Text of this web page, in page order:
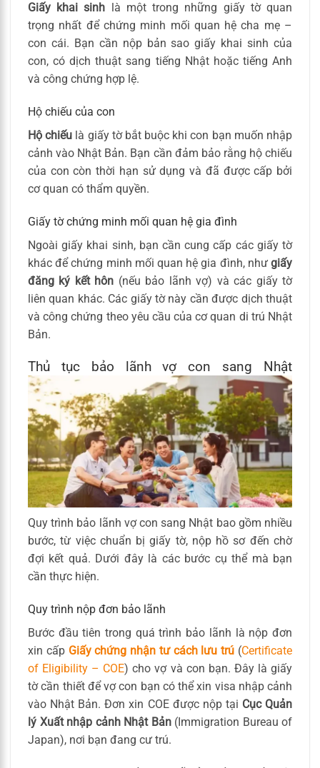
Giấy khai sinh là một trong những giấy tờ quan
trọng nhất để chứng minh mối quan hệ cha mẹ –
con cái. Bạn cần nộp bản sao giấy khai sinh của
con, có dịch thuật sang tiếng Nhật hoặc tiếng Anh
và công chứng hợp lệ.
Hộ chiếu của con
Hộ chiếu là giấy tờ bắt buộc khi con bạn muốn nhập
cảnh vào Nhật Bản. Bạn cần đảm bảo rằng hộ chiếu
của con còn thời hạn sử dụng và đã được cấp bởi
cơ quan có thẩm quyền.
Giấy tờ chứng minh mối quan hệ gia đình
Ngoài giấy khai sinh, bạn cần cung cấp các giấy tờ
khác để chứng minh mối quan hệ gia đình, như giấy
đăng ký kết hôn (nếu bảo lãnh vợ) và các giấy tờ
liên quan khác. Các giấy tờ này cần được dịch thuật
và công chứng theo yêu cầu của cơ quan di trú Nhật
Bản.
Thủ tục bảo lãnh vợ con sang Nhật
Quy trình bảo lãnh vợ con sang Nhật bao gồm nhiều
bước, từ việc chuẩn bị giấy tờ, nộp hồ sơ đến chờ
đợi kết quả. Dưới đây là các bước cụ thể mà bạn
cần thực hiện.
Quy trình nộp đơn bảo lãnh
Bước đầu tiên trong quá trình bảo lãnh là nộp đơn
xin cấp Giấy chứng nhận tư cách lưu trú (Certificate
of Eligibility – COE) cho vợ và con bạn. Đây là giấy
tờ cần thiết để vợ con bạn có thể xin visa nhập cảnh
vào Nhật Bản. Đơn xin COE được nộp tại Cục Quản
lý Xuất nhập cảnh Nhật Bản(Immigration Bureau of
Japan), nơi bạn đang cư trú.